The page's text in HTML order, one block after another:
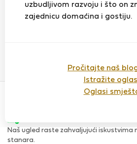
uzbudljivom razvoju i što on
zajednicu domaćina i gostiju.
Pročitajte naš
Istražite
Oglasi
Povjerenje & Sigurnost
Naš ugled raste zahvaljujući iskustvima
stanara.